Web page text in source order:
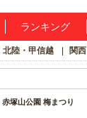
ランキング
北陸・甲信越 関西
赤塚山公園 梅まつり